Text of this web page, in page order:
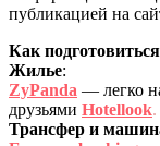
публикацией на
Как
Жилье:
ZyPanda — легко
друзьями Hotellook.
Трансфер и